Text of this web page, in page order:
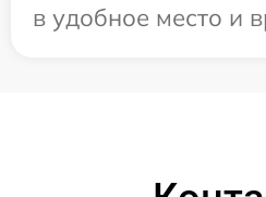
в удобное место и